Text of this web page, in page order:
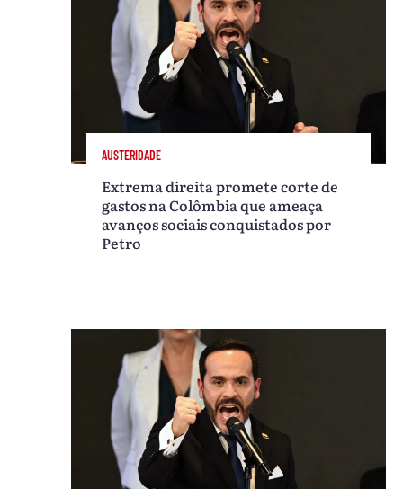
AUSTERIDADE
Extrema direita promete corte de
gastos na Colômbia que ameaça
avanços sociais conquistados por
Petro